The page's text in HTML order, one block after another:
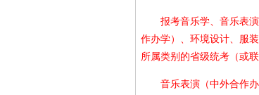
报考音乐学、音乐表演
作办学）、环境设计、服
所属类别的省级统考（或
音乐表演（中外合作办